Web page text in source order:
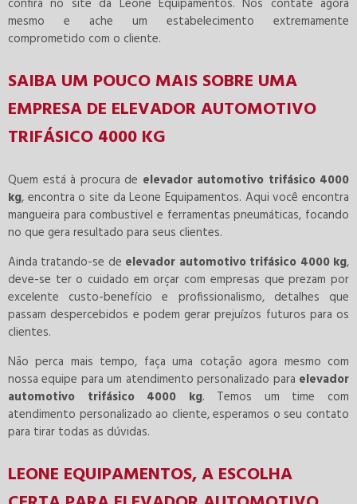
confira no site da Leone Equipamentos. Nos contate agora
mesmo e ache um estabelecimento extremamente
comprometido com o cliente.
SAIBA UM POUCO MAIS SOBRE UMA
EMPRESA DE ELEVADOR AUTOMOTIVO
TRIFÁSICO 4000 KG
Quem está à procura de elevador automotivo trifásico 4000
kg, encontra o site da Leone Equipamentos. Aqui você encontra
mangueira para combustivel e ferramentas pneumáticas, focando
no que gera resultado para seus clientes.
Ainda tratando-se de elevador automotivo trifásico 4000 kg,
deve-se ter o cuidado em orçar com empresas que prezam por
excelente custo-benefício e profissionalismo, detalhes que
passam despercebidos e podem gerar prejuízos futuros para os
clientes.
Não perca mais tempo, faça uma cotação agora mesmo com
nossa equipe para um atendimento personalizado para elevador
automotivo trifásico 4000 kg. Temos um time com
atendimento personalizado ao cliente, esperamos o seu contato
para tirar todas as dúvidas.
LEONE EQUIPAMENTOS, A ESCOLHA